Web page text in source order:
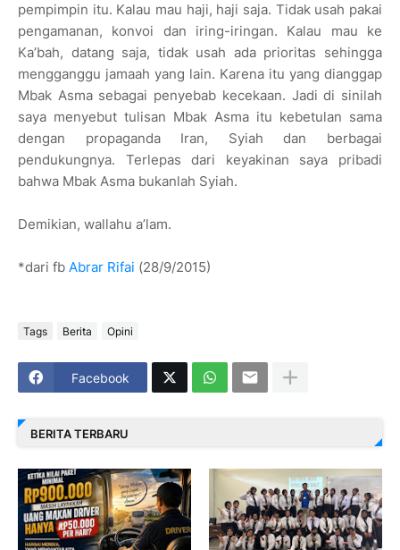
pempimpin itu. Kalau mau haji, haji saja. Tidak usah pakai
pengamanan, konvoi dan iring-iringan. Kalau mau ke
Ka’bah, datang saja, tidak usah ada prioritas sehingga
mengganggu jamaah yang lain. Karena itu yang dianggap
Mbak Asma sebagai penyebab kecekaan. Jadi di sinilah
saya menyebut tulisan Mbak Asma itu kebetulan sama
dengan propaganda Iran, Syiah dan berbagai
pendukungnya. Terlepas dari keyakinan saya pribadi
bahwa Mbak Asma bukanlah Syiah.
Demikian, wallahu a’lam.
*dari fb Abrar Rifai (28/9/2015)
Tags Berita Opini
Facebook
BERITA TERBARU